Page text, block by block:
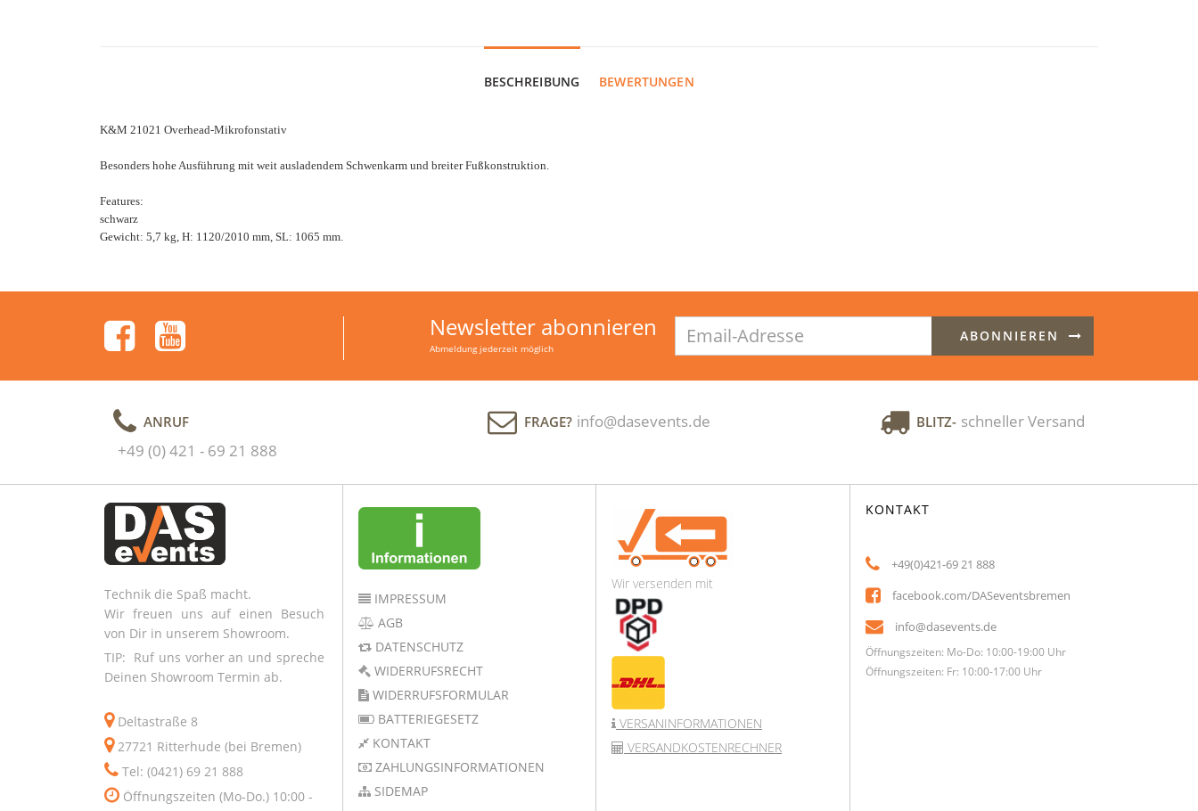
BESCHREIBUNG BEWERTUNGEN
K&M 21021 Overhead-Mikrofonstativ
Besonders hohe Ausführung mit weit ausladendem Schwenkarm und breiter Fußkonstruktion.
Features:
schwarz
Gewicht: 5,7 kg, H: 1120/2010 mm, SL: 1065 mm.
Newsletter abonnieren
Abmeldung jederzeit möglich
Adresse
ABONNIEREN
ANRUF
+49 (0) 421 - 69 21 888
FRAGE? info@dasevents.de BLITZ- schneller Versand
Technik die Spaß macht.
Wir freuen uns auf einen Besuch
von Dir in unserem Showroom.
TIP: Ruf uns vorher an und spreche
Deinen Showroom Termin ab.
Deltastraße 8
27721 Ritterhude (bei Bremen)
Tel: (0421) 69 21 888
Öffnungszeiten (Mo-Do.) 10:00 -
IMPRESSUM
AGB
DATENSCHUTZ
WIDERRUFSRECHT
WIDERRUFSFORMULAR
BATTERIEGESETZ
KONTAKT
ZAHLUNGSINFORMATIONEN
SIDEMAP
Wir versenden mit
VERSANINFORMATIONEN
VERSANDKOSTENRECHNER
KONTAKT
+49(0)421-69 21 888
facebook.com/DASeventsbremen
info@dasevents.de
Öffnungszeiten: Mo-Do: 10:00-19:00 Uhr
Öffnungszeiten: Fr: 10:00-17:00 Uhr